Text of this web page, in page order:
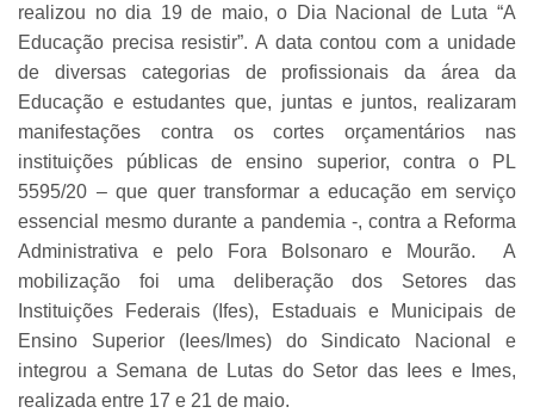
realizou no dia 19 de maio, o Dia Nacional de Luta “A
Educação precisa resistir”. A data contou com a unidade
de diversas categorias de profissionais da área da
Educação e estudantes que, juntas e juntos, realizaram
manifestações contra os cortes orçamentários nas
instituições públicas de ensino superior, contra o PL
5595/20 – que quer transformar a educação em serviço
essencial mesmo durante a pandemia -, contra a Reforma
Administrativa e pelo Fora Bolsonaro e Mourão. A
mobilização foi uma deliberação dos Setores das
Instituições Federais (Ifes), Estaduais e Municipais de
Ensino Superior (Iees/Imes) do Sindicato Nacional e
integrou a Semana de Lutas do Setor das Iees e Imes,
realizada entre 17 e 21 de maio.